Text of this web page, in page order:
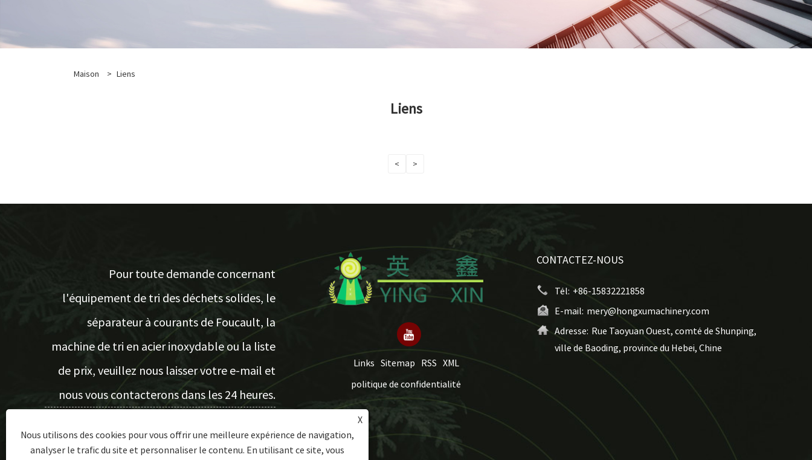
Maison > Liens
Liens
< >
Pour toute demande concernant
l'équipement de tri des déchets solides, le
séparateur à courants de Foucault, la
machine de tri en acier inoxydable ou la liste
de prix, veuillez nous laisser votre e-mail et
nous vous contacterons dans les 24 heures.
ENQUÊTE MAINTENANT
Links Sitemap RSS XML
politique de confidentialité
CONTACTEZ-NOUS
Tél: +86-15832221858
E-mail: mery@hongxumachinery.com
Adresse: Rue Taoyuan Ouest, comté de Shunping,
ville de Baoding, province du Hebei, Chine
X
Nous utilisons des cookies pour vous offrir une meilleure expérience de navigation,
analyser le trafic du site et personnaliser le contenu. En utilisant ce site, vous